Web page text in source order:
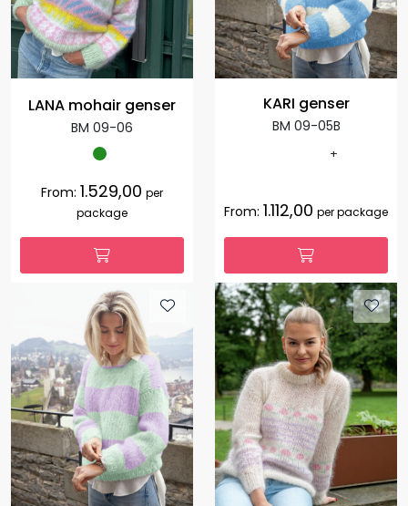
LANA mohair genser
BM 09-06
From: 1.529,00 per
package
KARI genser
BM 09-05B
+
From: 1.112,00 per package